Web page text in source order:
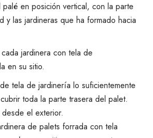
en posición vertical, con la parte
y las jardineras que ha formado hacia
jardinera con tela de
en su sitio.
tela de jardinería lo suficientemente
toda la parte trasera del palet.
el exterior.